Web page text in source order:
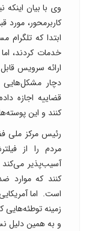
وی با بیان اینکه
کاربرمحور،
ابتدا که تلگرام
خدمات کردند،
ارائه سرویس
دچار
قضاییه اجازه
کنند و این
رئیس مرکز ملی
مردم را از
آسیب‌پذیر می‌کند
کنند که موارد
است. ‌ اما
زمینه توطئه‌هایی
و به همین دلیل